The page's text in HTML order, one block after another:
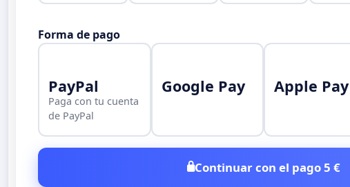
Forma de pago
PayPal
Paga con tu cuenta
de PayPal
Google Pay Apple Pay
Continuar con el pago 5 €